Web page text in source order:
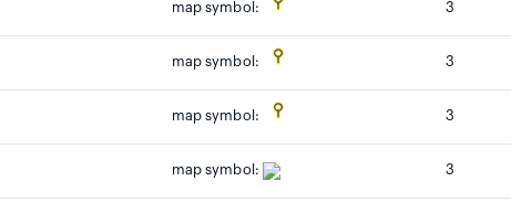
map symbol: 3
map symbol: 3
map symbol: 3
map symbol: 3